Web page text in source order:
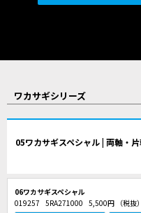
ワカサギシリーズ
05ワカサギスペシャル | 両軸・
06ワカサギスペシャル
019257 5RA271000 5,500円 （税抜）